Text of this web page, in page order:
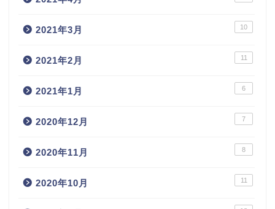
2021年3月 10
2021年2月 11
2021年1月 6
2020年12月 7
2020年11月 8
2020年10月 11